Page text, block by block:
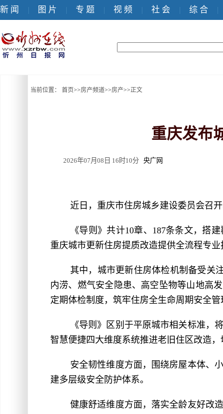
新 闻 | 图 片 | 专 题 | 视 频 | 社 会 | 综 合 |
当前位置： 首页>>房产频道>>房产>>正文
重庆发布
2026年07月08日 16时10分 央广网
近日，重庆市住房城乡建设委员会召
《导则》共计10章、187条条文，搭
重庆城市更新住房提质改造提供全流程专
其中，城市更新住房体检机制备受关
内涝、燃气安全隐患、高空坠物等山地高
定期体检制度，筑牢住房全生命周期安全管
《导则》区别于平原城市相关标准，
智慧便捷四大维度系统推进老旧住区改造
安全韧性维度方面，围绕房屋本体、
建多层级安全防护体系。
健康舒适维度方面，落实全龄友好改